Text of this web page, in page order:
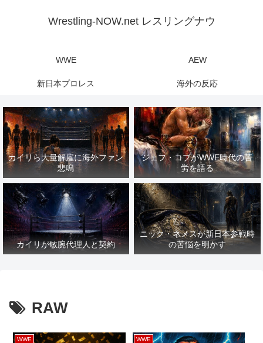
Wrestling-NOW.net レスリングナウ
WWE AEW
新日本プロレス 海外の反応
カイリら大量解雇に海外ファン
悲鳴
ジェフ・コブがWWE時代の苦
労を語る
カイリが敏腕代理人と契約
ニック・ネメスが新日本参戦時
の苦悩を明かす
RAW
WWE WWE